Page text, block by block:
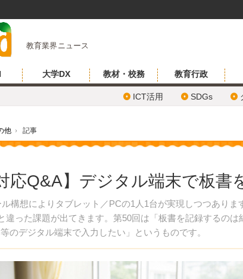
教育業界ニュース
大学DX 教材・校務 教育行政
ICT活用 SDGs
他 › 記事
応Q&A】デジタル端末で板書
構想によりタブレット／PCの1人1台が実現しつつありま
違った課題が出てきます。第50回は「板書を記録するのは
のデジタル端末で入力したい」というものです。